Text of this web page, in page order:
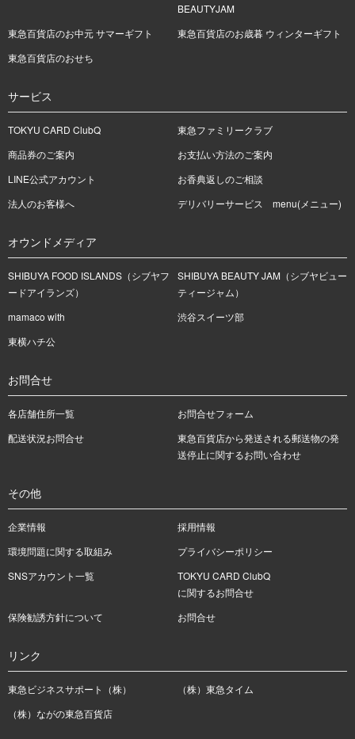
BEAUTYJAM
東急百貨店のお中元 サマーギフト
東急百貨店のお歳暮 ウィンターギフト
東急百貨店のおせち
サービス
TOKYU CARD ClubQ
東急ファミリークラブ
商品券のご案内
お支払い方法のご案内
LINE公式アカウント
お香典返しのご相談
法人のお客様へ
デリバリーサービス menu(メニュー)
オウンドメディア
SHIBUYA FOOD ISLANDS（シブヤフ
ードアイランズ）
SHIBUYA BEAUTY JAM（シブヤビュー
ティージャム）
mamaco with
渋谷スイーツ部
東横ハチ公
お問合せ
各店舗住所一覧
お問合せフォーム
配送状況お問合せ
東急百貨店から発送される郵送物の発
送停止に関するお問い合わせ
その他
企業情報
採用情報
環境問題に関する取組み
プライバシーポリシー
SNSアカウント一覧
TOKYU CARD ClubQ
に関するお問合せ
保険勧誘方針について
お問合せ
リンク
東急ビジネスサポート（株）
（株）東急タイム
（株）ながの東急百貨店